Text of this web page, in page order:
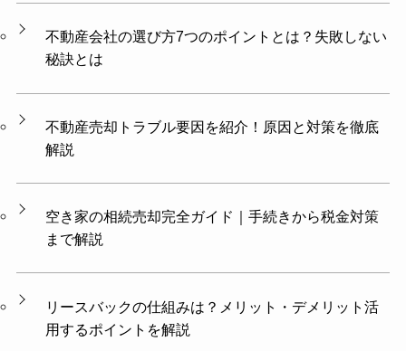
不動産会社の選び方7つのポイントとは？失敗しない
秘訣とは
不動産売却トラブル要因を紹介！原因と対策を徹底
解説
空き家の相続売却完全ガイド｜手続きから税金対策
まで解説
リースバックの仕組みは？メリット・デメリット活
用するポイントを解説